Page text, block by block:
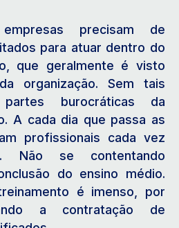
precisam de
para atuar dentro do
que geralmente é visto
organização. Sem tais
burocráticas da
A cada dia que passa as
profissionais cada vez
Não se contentando
do ensino médio.
é imenso, por
a contratação de